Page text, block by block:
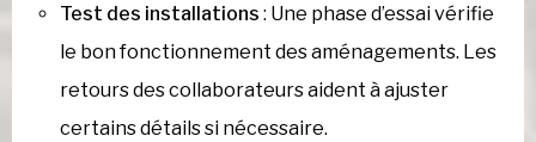
Test des installations : Une phase d’essai vérifie
le bon fonctionnement des aménagements. Les
retours des collaborateurs aident à ajuster
certains détails si nécessaire.